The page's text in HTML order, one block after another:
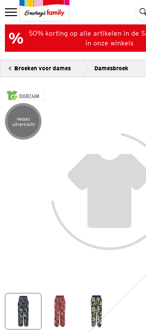
50% korting op alle artikelen in de
in onze winkels
Broeken voor dames Damesbroek
DUURZAAM
Artikel helaas uitverkocht
Helaas
uitverkocht